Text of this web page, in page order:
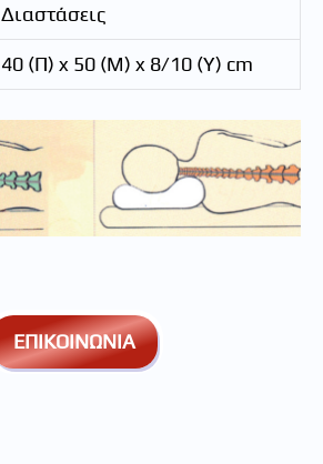
Διαστάσεις
40 (Π) x 50 (Μ) x 8/10 (Y) cm
ΕΠΙΚΟΙΝΩΝΙΑ